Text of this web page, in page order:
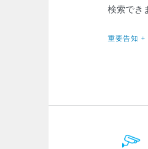
検索でき
重要告知 +